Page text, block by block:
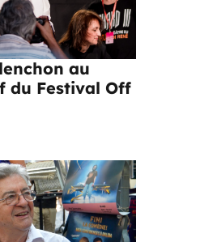
au
du Festival Off